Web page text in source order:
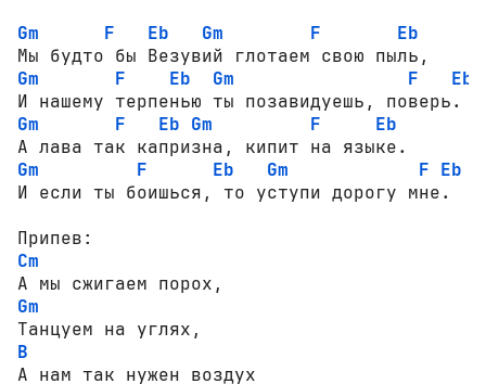
Gm
F Eb Gm F
Eb
Gm
F Eb Gm F
Eb
Gm
F Eb Gm F
Eb
Gm
F Eb Gm F Eb
И если ты боишься, то уступи дорогу мне.
Cm
Gm
B